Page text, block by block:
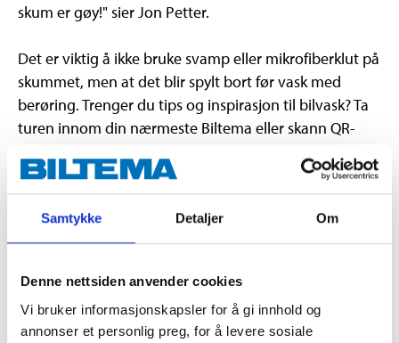
Samtykke Detaljer Om
Denne nettsiden anvender cookies
Vi bruker informasjonskapsler for å gi innhold og
annonser et personlig preg, for å levere sosiale
skum er gøy!" sier Jon Petter.
Det er viktig å ikke bruke svamp eller mikrofiberklut på
skummet, men at det blir spylt bort før vask med
berøring. Trenger du tips og inspirasjon til bilvask? Ta
turen innom din nærmeste Biltema eller skann QR-